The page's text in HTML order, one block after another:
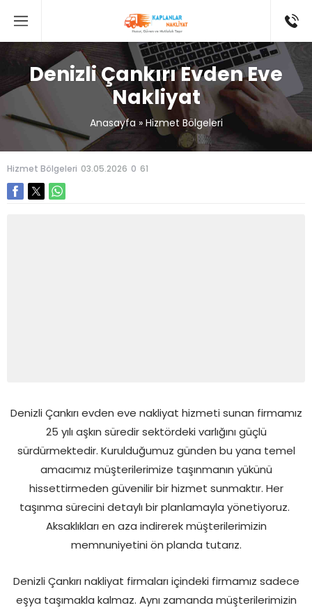
Denizli Çankırı Evden Eve
Nakliyat
Anasayfa» Hizmet Bölgeleri
Hizmet Bölgeleri 03.05.2026 0 61
Denizli Çankırı evden eve nakliyat hizmeti sunan firmamız
25 yılı aşkın süredir sektördeki varlığını güçlü
sürdürmektedir. Kurulduğumuz günden bu yana temel
amacımız müşterilerimize taşınmanın yükünü
hissettirmeden güvenilir bir hizmet sunmaktır. Her
taşınma sürecini detaylı bir planlamayla yönetiyoruz.
Aksaklıkları en aza indirerek müşterilerimizin
memnuniyetini ön planda tutarız.
Denizli Çankırı nakliyat firmaları içindeki firmamız sadece
eşya taşımakla kalmaz. Aynı zamanda müşterilerimizin